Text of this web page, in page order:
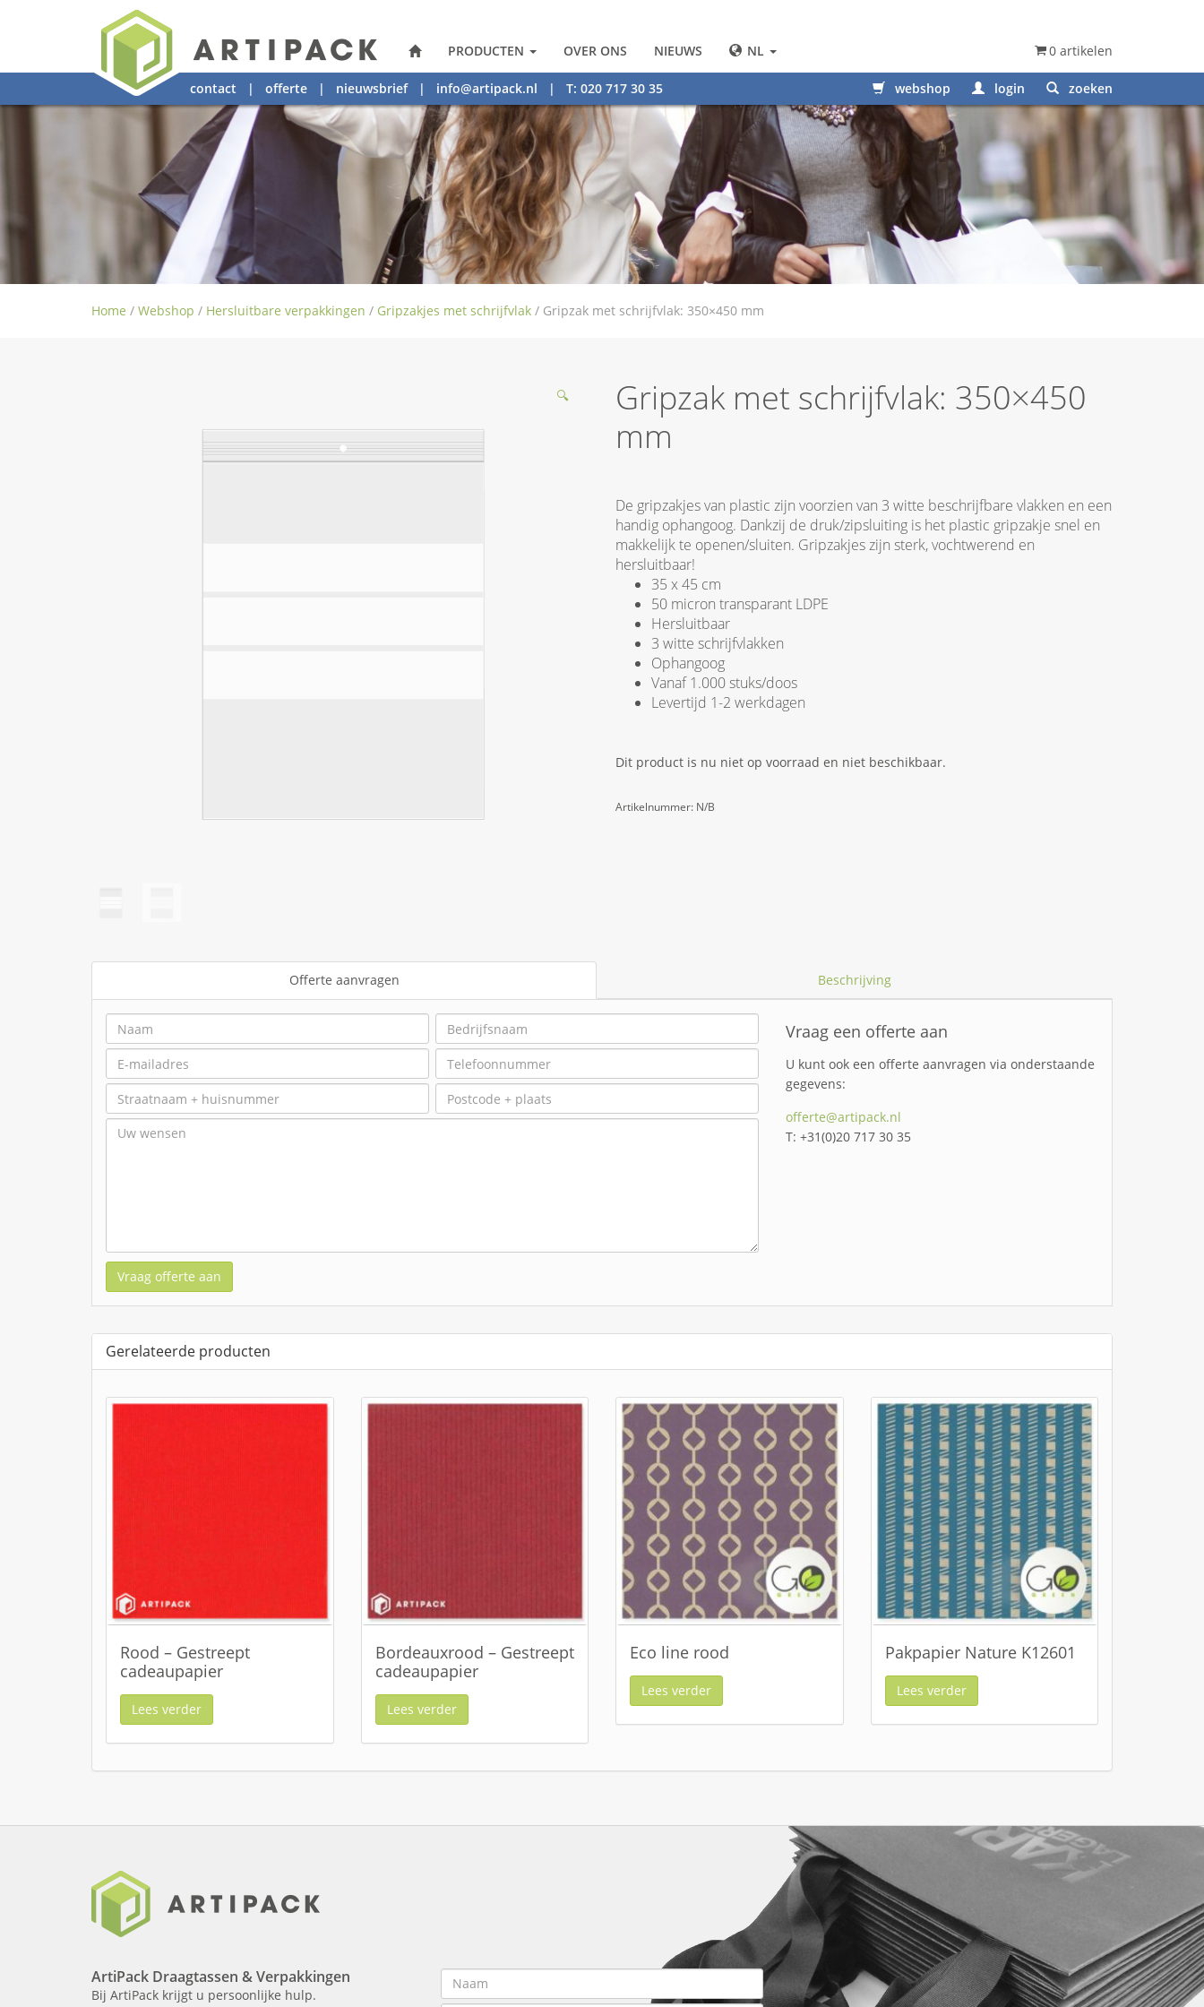
PRODUCTEN OVER ONS NIEUWS NL 0 artikelen
contact | offerte | nieuwsbrief| info@artipack.nl | T: 020 717 30 35 webshop login zoeken
Home / Webshop / Hersluitbare verpakkingen / Gripzakjes met schrijfvlak / Gripzak met schrijfvlak: 350×450 mm
🔍
Gripzak met schrijfvlak: 350×450
mm
De gripzakjes van plastic zijn voorzien van 3 witte beschrijfbare vlakken en een
handig ophangoog. Dankzij de druk/zipsluiting is het plastic gripzakje snel en
makkelijk te openen/sluiten. Gripzakjes zijn sterk, vochtwerend en
hersluitbaar!
35 x 45 cm
50 micron transparant LDPE
Hersluitbaar
3 witte schrijfvlakken
Ophangoog
Vanaf 1.000 stuks/doos
Levertijd 1-2 werkdagen
Dit product is nu niet op voorraad en niet beschikbaar.
Artikelnummer: N/B
Offerte aanvragen Beschrijving
Vraag offerte aan
Vraag een offerte aan
U kunt ook een offerte aanvragen via onderstaande
gegevens:
offerte@artipack.nl
T: +31(0)20 717 30 35
Gerelateerde producten
Rood – Gestreept
cadeaupapier
Lees verder
Bordeauxrood – Gestreept
cadeaupapier
Lees verder
Eco line rood
Lees verder
Pakpapier Nature K12601
Lees verder
ArtiPack Draagtassen & Verpakkingen
Bij ArtiPack krijgt u persoonlijke hulp.